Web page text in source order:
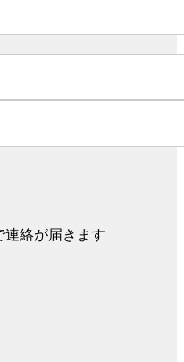
絡が届きます